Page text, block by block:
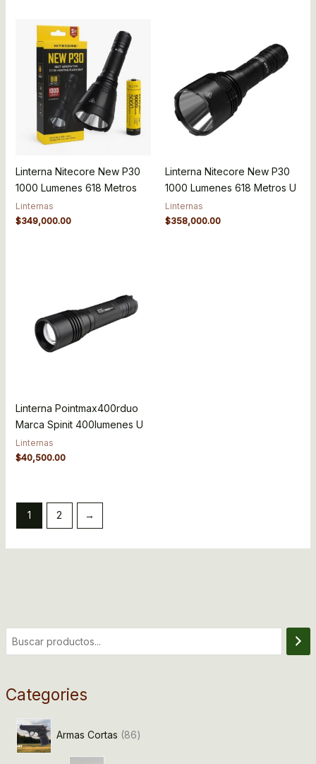
Categories
Armas Cortas 86
Linterna Nitecore New P30
1000 Lumenes 618 Metros
Linternas
$349,000.00
Linterna Nitecore New P30
1000 Lumenes 618 Metros U
Linternas
$358,000.00
Linterna Pointmax400rduo
Marca Spinit 400lumenes U
Linternas
$40,500.00
1 2 →